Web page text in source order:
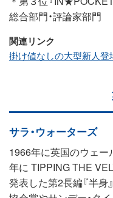
総合部門・評論家部門
関連リンク
掛け値なしの大型新人登
サラ・ウォーターズ
1966年に英国のウェー
年に TIPPING THE
発表した第2長編『半身